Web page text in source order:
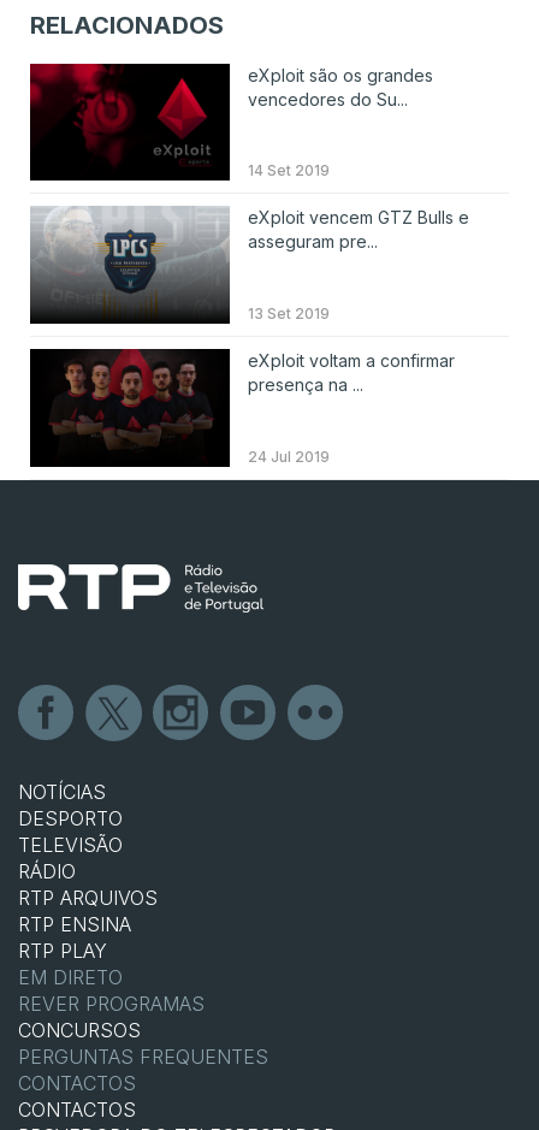
RELACIONADOS
eXploit são os grandes
vencedores do Su...
14 Set 2019
eXploit vencem GTZ Bulls e
asseguram pre...
13 Set 2019
eXploit voltam a confirmar
presença na ...
24 Jul 2019
NOTÍCIAS
DESPORTO
TELEVISÃO
RÁDIO
RTP ARQUIVOS
RTP ENSINA
RTP PLAY
EM DIRETO
REVER PROGRAMAS
CONCURSOS
PERGUNTAS FREQUENTES
CONTACTOS
CONTACTOS